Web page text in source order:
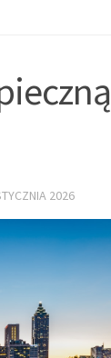
2026